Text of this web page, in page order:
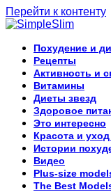
Перейти к контенту
Похудение и
Рецепты
Активность и
Витамины
Диеты звезд
Здоровое
Это интересно
Красота и
Истории
Видео
Plus-size
The Best